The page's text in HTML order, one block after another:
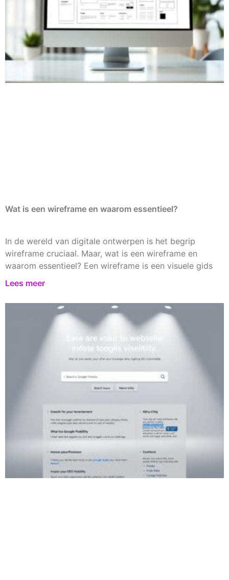
Wat is een wireframe en waarom essentieel?
In de wereld van digitale ontwerpen is het begrip
wireframe cruciaal. Maar, wat is een wireframe en
waarom essentieel? Een wireframe is een visuele gids
Lees meer